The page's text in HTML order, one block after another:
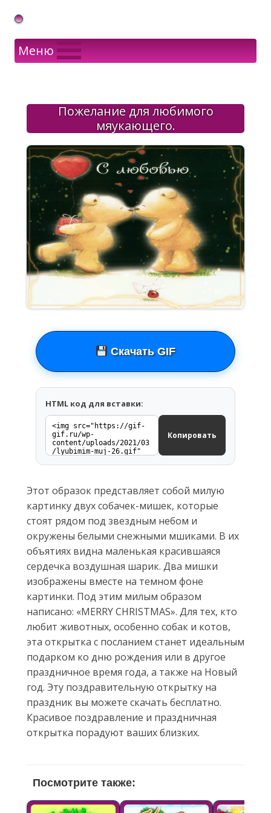
Gif Открытки в подарок
Меню
Пожелание для любимого
мяукающего.
Скачать GIF
HTML код для вставки:
Копировать
Этот образок представляет собой милую
картинку двух собачек-мишек, которые
стоят рядом под звездным небом и
окружены белыми снежными мшиками. В их
объятиях видна маленькая красившаяся
сердечка воздушная шарик. Два мишки
изображены вместе на темном фоне
картинки. Под этим милым образом
написано: «МERRY CHRISTMAS». Для тех, кто
любит животных, особенно собак и котов,
эта открытка с посланием станет идеальным
подарком ко дню рождения или в другое
праздничное время года, а также на Новый
год. Эту поздравительную открытку на
праздник вы можете скачать бесплатно.
Красивое поздравление и праздничная
открытка порадуют ваших близких.
Посмотрите также: